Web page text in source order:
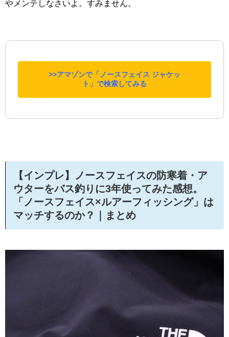
やメンテしなさいよ。すみません。
>>アマゾンで「ノースフェイス ジャケッ
ト」で検索してみる
【インプレ】ノースフェイスの防寒着・ア
ウターをバス釣りに3年使ってみた感想。
「ノースフェイス×ルアーフィッシング」は
マッチするのか？｜まとめ